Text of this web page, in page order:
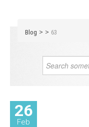
Blog > > 63
26
Feb